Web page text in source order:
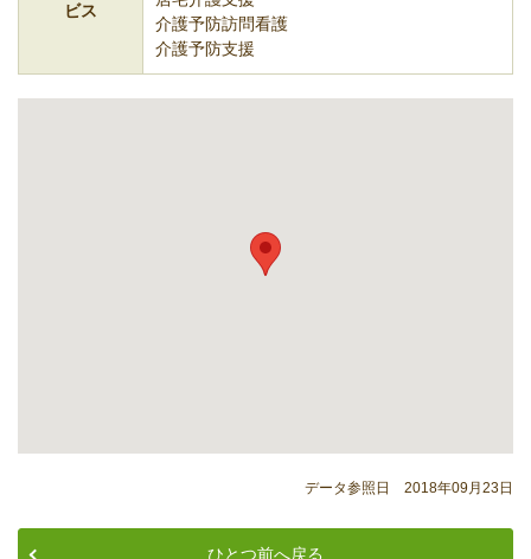
ビス
介護予防訪問看護
介護予防支援
データ参照日 2018年09月23日
ひとつ前へ戻る